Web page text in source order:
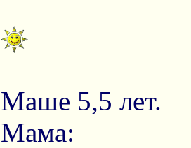
Маше 5,5 лет.
Мама: